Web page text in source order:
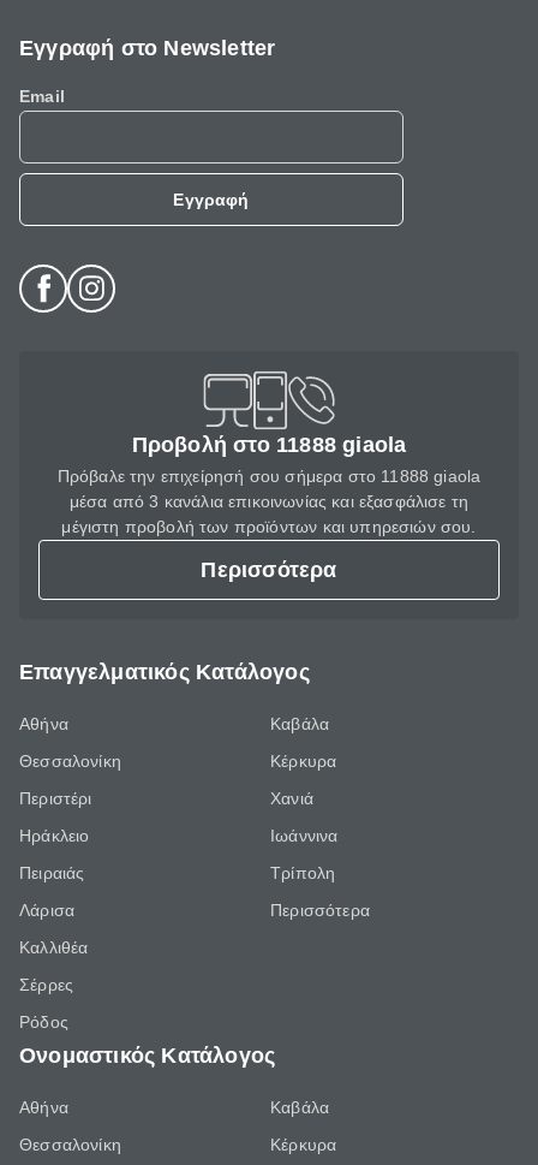
Εγγραφή στο Newsletter
Email
Εγγραφή
Προβολή στο 11888 giaola
Πρόβαλε την επιχείρησή σου σήμερα στο 11888 giaola
μέσα από 3 κανάλια επικοινωνίας και εξασφάλισε τη
μέγιστη προβολή των προϊόντων και υπηρεσιών σου.
Περισσότερα
Επαγγελματικός Κατάλογος
Αθήνα
Θεσσαλονίκη
Περιστέρι
Ηράκλειο
Πειραιάς
Λάρισα
Καλλιθέα
Σέρρες
Ρόδος
Καβάλα
Κέρκυρα
Χανιά
Ιωάννινα
Τρίπολη
Περισσότερα
Ονομαστικός Κατάλογος
Αθήνα
Θεσσαλονίκη
Καβάλα
Κέρκυρα